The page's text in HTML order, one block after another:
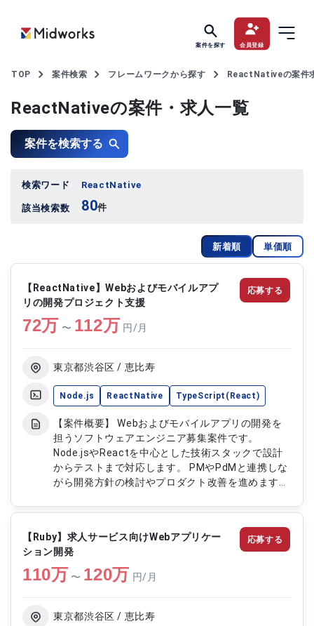
案件を探す 会員登録
TOP 案件検索 フレームワークから探す ReactNativeの案件
ReactNativeの案件・求人一覧
案件を検索する
検索ワード ReactNative
該当検索数 80件
新着順 単価順
【ReactNative】Webおよびモバイルアプ
リの開発プロジェクト支援
72万 〜 112万 円/月
東京都渋谷区 / 恵比寿
Node.js ReactNative TypeScript(React)
【案件概要】 Webおよびモバイルアプリの開発を
担うソフトウェアエンジニア募集案件です。
Node.jsやReactを中心とした技術スタックで設計
からテストまで対応します。 PMやPdMと連携しな
がら開発方針の検討やプロダクト改善を進めます。
体験の向上に貢献します。 生成AIを活用した開発や
機能提案にも関わることができる環境です。 【作
業内容】 ・Webおよびモバイルアプリの設計、開
発、テスト ・PM、PdMとの開発方針に関する調整
および連携 ・UI/UX改善に向けた改修および提案対
応 ・既存コードのリファクタリングおよび性能改
応募する
【Ruby】求人サービス向けWebアプリケー
ション開発
110万 〜 120万 円/月
東京都渋谷区 / 恵比寿
応募する